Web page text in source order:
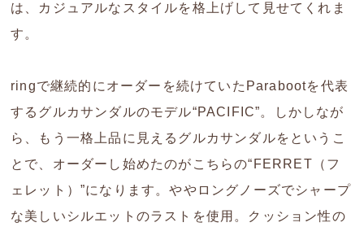
は、カジュアルなスタイルを格上げして見せてくれま
す。
ringで継続的にオーダーを続けていたParabootを代表
するグルカサンダルのモデル“PACIFIC”。しかしなが
ら、もう一格上品に見えるグルカサンダルをというこ
とで、オーダーし始めたのがこちらの“FERRET（フ
ェレット）”になります。ややロングノーズでシャープ
な美しいシルエットのラストを使用。クッション性の